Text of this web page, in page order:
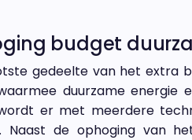
budget
gedeelte van het extra
duurzame energie
er met meerdere
Naast de ophoging van